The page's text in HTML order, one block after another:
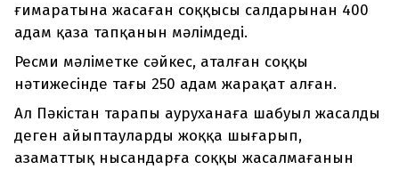
ғимаратына жасаған соққысы салдарынан 400
адам қаза тапқанын мәлімдеді.
Ресми мәліметке сәйкес, аталған соққы
нәтижесінде тағы 250 адам жарақат алған.
Ал Пәкістан тарапы ауруханаға шабуыл жасалды
деген айыптауларды жоққа шығарып,
азаматтық нысандарға соққы жасалмағанын